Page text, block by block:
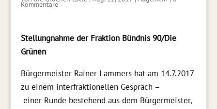
Kommentare
Stellungnahme der Fraktion Bündnis 90/Die
Grünen
Bürgermeister Rainer Lammers hat am 14.7.2017
zu einem interfraktionellen Gespräch –
einerRunde bestehend aus dem Bürgermeister,